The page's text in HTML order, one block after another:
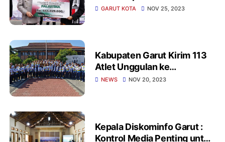
Palestina di Momentum Hari
GARUT KOTA NOV 25, 2023
Kabupaten Garut Kirim 113
Atlet Unggulan ke
PORPEMDA Jawa Barat - XV
NEWS NOV 20, 2023
Kepala Diskominfo Garut :
Kontrol Media Penting untuk